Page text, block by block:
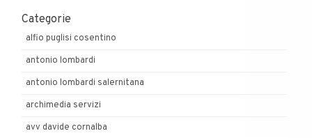
Categorie
alfio puglisi cosentino
antonio lombardi
antonio lombardi salernitana
archimedia servizi
avv davide cornalba